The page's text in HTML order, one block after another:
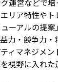
運営などで
リア特性や
ーアルの提
力・競争力
ィマネジメ
視野に入れ